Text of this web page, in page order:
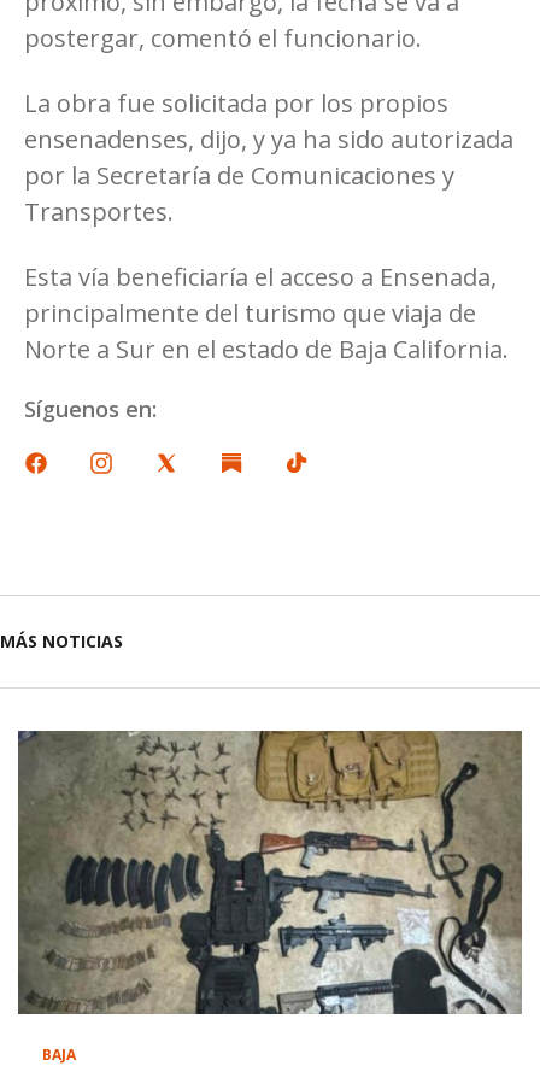
postergar, comentó el funcionario.
La obra fue solicitada por los propios
ensenadenses, dijo, y ya ha sido autorizada
por la Secretaría de Comunicaciones y
Transportes.
Esta vía beneficiaría el acceso a Ensenada,
principalmente del turismo que viaja de
Norte a Sur en el estado de Baja California.
Síguenos en:
MÁS NOTICIAS
BAJA